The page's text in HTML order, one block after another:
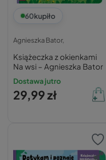
60kupiło
Agnieszka Bator,
Książeczka z okienkami
Na wsi – Agnieszka Bator
Dostawa jutro
29,99 zł